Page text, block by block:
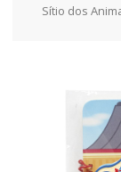
Sítio dos